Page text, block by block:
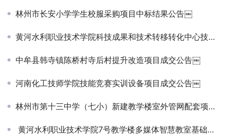
林州市长安小学学生校服采购项目中标结果公告￼
黄河水利职业技术学院科技成果和技术转移转化中心技术成果库建设项目成交公告￼
中牟县韩寺镇陈桥村寺后村提升改造项目成交公告￼
河南化工技师学院技能竞赛实训设备项目成交公告￼
林州市第十三中学（七小）新建教学楼室外管网配套项目成交结果公告￼
黄河水利职业技术学院7号教学楼多媒体智慧教室基础改造项目成交公告￼